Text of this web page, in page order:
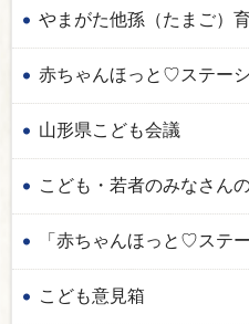
やまがた他孫（たまご）
赤ちゃんほっと♡ステー
山形県こども会議
こども・若者のみなさん
「赤ちゃんほっと♡ステ
こども意見箱